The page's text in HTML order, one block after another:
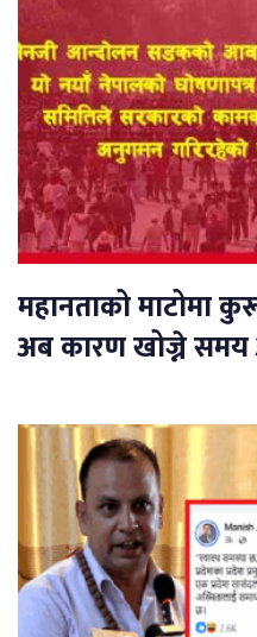
महानताको माटोमा
अब कारण खोज्ने